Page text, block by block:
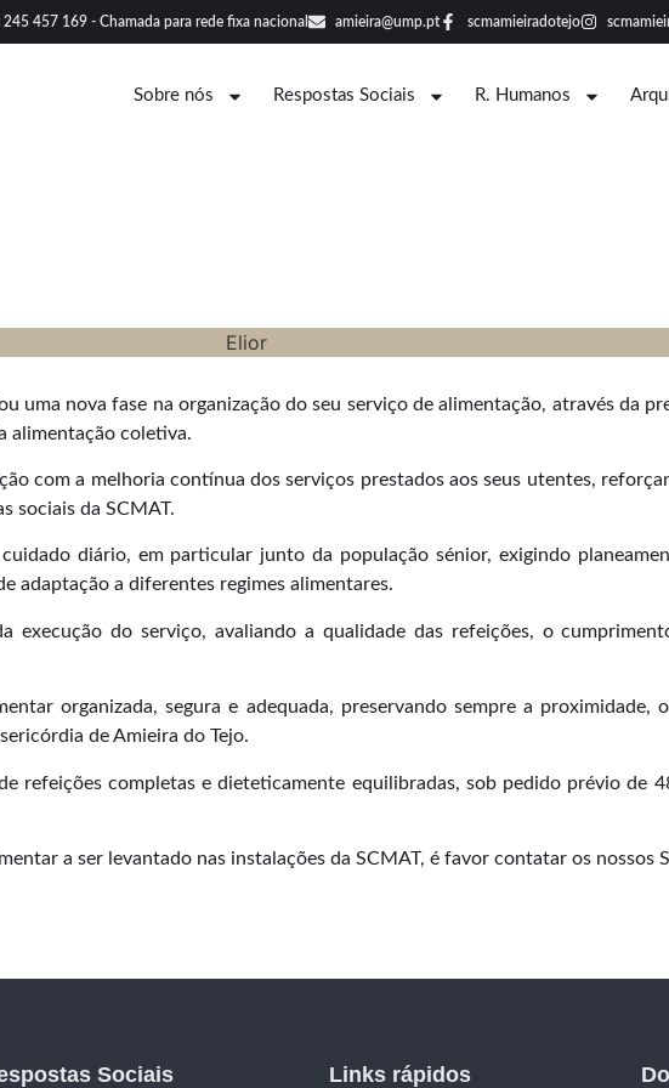
245 457 169 - Chamada para rede fixa nacional amieira@ump.pt scmamieiradotejo
Sobre nós Respostas Sociais R. Humanos
uma nova fase na organização do seu serviço de alimentação, através da
alimentação coletiva.
com a melhoria contínua dos serviços prestados aos seus utentes,
sociais da SCMAT.
diário, em particular junto da população sénior, exigindo
adaptação a diferentes regimes alimentares.
execução do serviço, avaliando a qualidade das refeições, o
organizada, segura e adequada, preservando sempre a proximidade,
de Amieira do Tejo.
refeições completas e dieteticamente equilibradas, sob pedido prévio de
a ser levantado nas instalações da SCMAT, é favor contatar os nossos
Sociais Links rápidos